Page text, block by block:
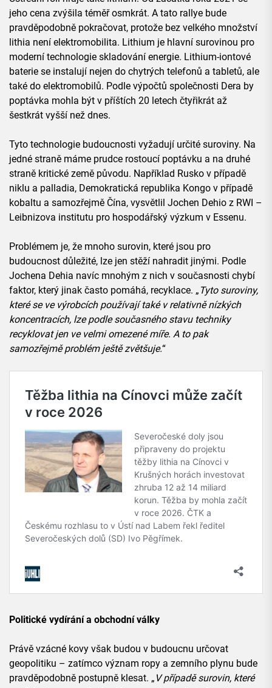
jeho cena zvýšila téměř osmkrát. A tato rallye bude
pravděpodobně pokračovat, protože bez velkého množství
lithia není elektromobilita. Lithium je hlavní surovinou pro
moderní technologie skladování energie. Lithium-iontové
baterie se instalují nejen do chytrých telefonů a tabletů, ale
také do elektromobilů. Podle výpočtů společnosti Dera by
poptávka mohla být v příštích 20 letech čtyřikrát až
šestkrát vyšší než dnes.
Tyto technologie budoucnosti vyžadují určité suroviny. Na
jedné straně máme prudce rostoucí poptávku a na druhé
straně kritické země původu. Například Rusko v případě
niklu a palladia, Demokratická republika Kongo v případě
kobaltu a samozřejmě Čína, vysvětlil Jochen Dehio z RWI –
Leibnizova institutu pro hospodářský výzkum v Essenu.
Problémem je, že mnoho surovin, které jsou pro
budoucnost důležité, lze jen stěží nahradit jinými. Podle
Jochena Dehia navíc mnohým z nich v současnosti chybí
faktor, který jinak často pomáhá, recyklace. „ Tyto suroviny,
které se ve výrobcích používají také v relativně nízkých
koncentracích, lze podle současného stavu techniky
recyklovat jen ve velmi omezené míře. A to pak
samozřejmě problém ještě zvětšuje.“
Politické vydírání a obchodní války
Právě vzácné kovy však budou v budoucnu určovat
geopolitiku – zatímco význam ropy a zemního plynu bude
pravděpodobně postupně klesat. „ V případě surovin, které